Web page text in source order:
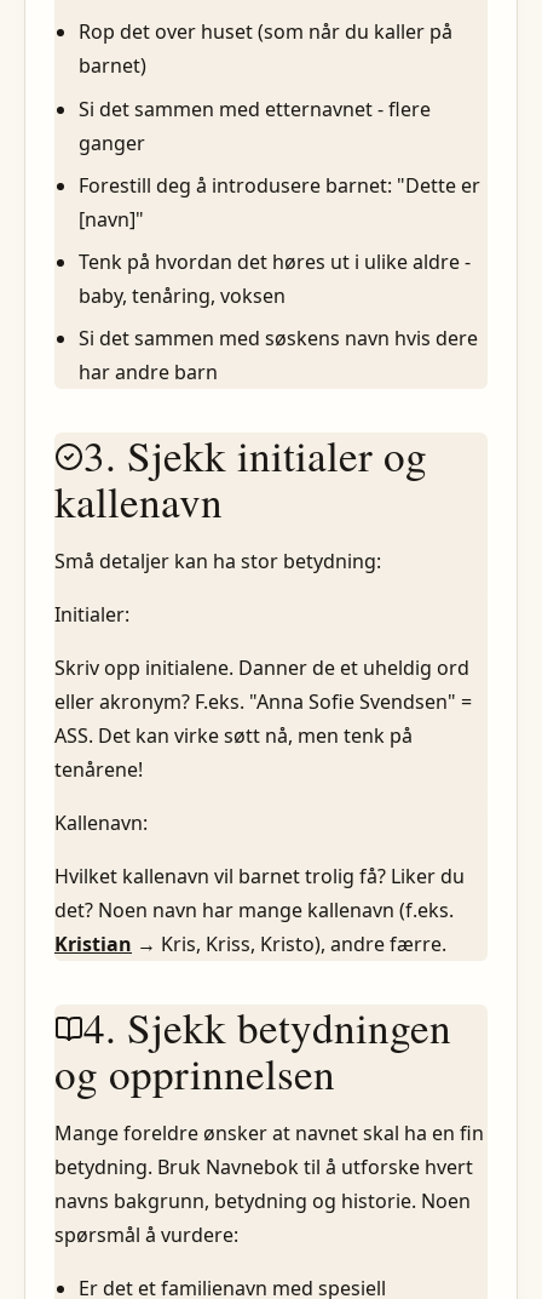
Rop det over huset (som når du kaller på
barnet)
Si det sammen med etternavnet - flere
ganger
Forestill deg å introdusere barnet: "Dette er
[navn]"
Tenk på hvordan det høres ut i ulike aldre -
baby, tenåring, voksen
Si det sammen med søskens navn hvis dere
har andre barn
3. Sjekk initialer og
kallenavn
Små detaljer kan ha stor betydning:
Initialer:
Skriv opp initialene. Danner de et uheldig ord
eller akronym? F.eks. "Anna Sofie Svendsen" =
ASS. Det kan virke søtt nå, men tenk på
tenårene!
Kallenavn:
Hvilket kallenavn vil barnet trolig få? Liker du
det? Noen navn har mange kallenavn (f.eks.
Kristian → Kris, Kriss, Kristo), andre færre.
4. Sjekk betydningen
og opprinnelsen
Mange foreldre ønsker at navnet skal ha en fin
betydning. Bruk Navnebok til å utforske hvert
navns bakgrunn, betydning og historie. Noen
spørsmål å vurdere:
Er det et familienavn med spesiell